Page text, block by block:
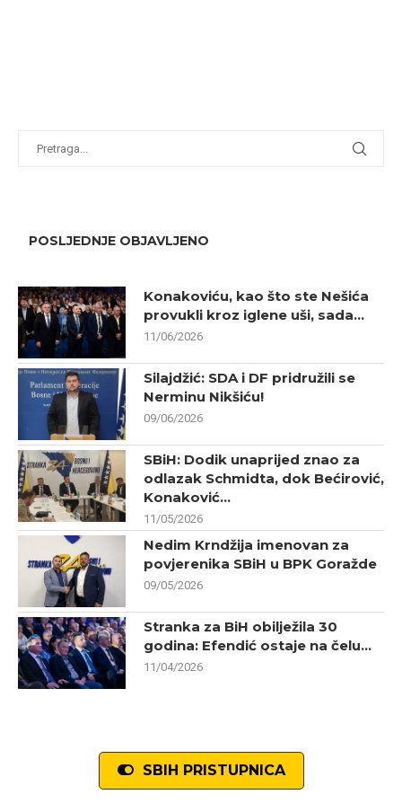
POSLJEDNJE OBJAVLJENO
Konakoviću, kao što ste Nešića
provukli kroz iglene uši, sada...
11/06/2026
Silajdžić: SDA i DF pridružili se
Nerminu Nikšiću!
09/06/2026
SBiH: Dodik unaprijed znao za
odlazak Schmidta, dok Bećirović,
Konaković...
11/05/2026
Nedim Krndžija imenovan za
povjerenika SBiH u BPK Goražde
09/05/2026
Stranka za BiH obilježila 30
godina: Efendić ostaje na čelu...
11/04/2026
SBIH PRISTUPNICA